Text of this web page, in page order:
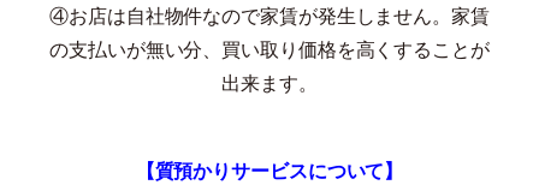
④お店は自社物件なので家賃が発生しません。家賃
の支払いが無い分、買い取り価格を高くすることが
出来ます。
【質預かりサービスについて】